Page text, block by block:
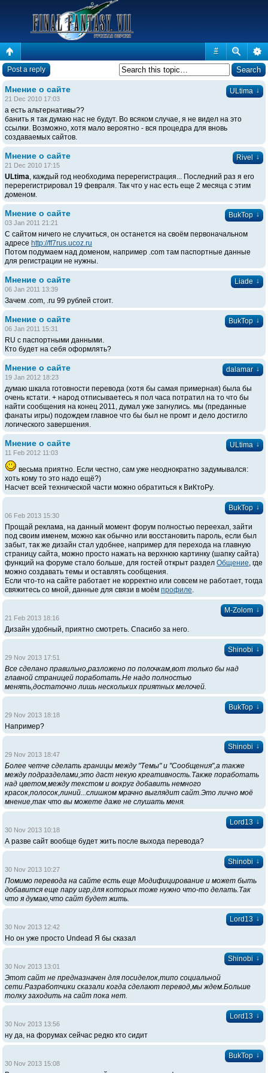
#
Post a reply
ULtima ↓
Мнение о сайте
21 Dec 2010 17:03
а есть альтернативы??
банить я так думаю нас не будут. Во всяком случае, я не видел на это
ссылки. Возможно, хотя мало вероятно - вся процедра для вновь
создаваемых сайтов.
Rivel ↓
Мнение о сайте
21 Dec 2010 17:15
ULtima, каждый год необходима перерегистрация... Последний раз я его
перерегистрировал 19 февраля. Так что у нас есть еще 2 месяца с этим
доменом.
BukTop ↓
Мнение о сайте
03 Jan 2011 21:21
С сайтом ничего не случиться, он останется на своём первоначальном
адресе http://ff7rus.ucoz.ru
Потом подумаем над доменом, например .com там паспортные данные
для регистрации не нужны.
Liade ↓
Мнение о сайте
06 Jan 2011 13:39
Зачем .com, .ru 99 рублей стоит.
BukTop ↓
Мнение о сайте
06 Jan 2011 15:31
RU с паспортными данными.
Кто будет на себя оформлять?
dalamar ↓
Мнение о сайте
19 Jan 2012 18:23
думаю шкала готовности перевода (хотя бы самая примерная) была бы
очень кстати. + народ отписываетесь я пол часа потратил на то что бы
найти сообщения на конец 2011, думал уже загнулись. мы (преданные
фанаты игры) подождем главное что бы был не промт и дело достигло
логического завершения.
ULtima ↓
Мнение о сайте
11 Feb 2012 11:03
весьма приятно. Если честно, сам уже неоднократно задумывался:
хоть кому то это надо ещё?)
Насчет всей технической части можно обратиться к ВиКтоРу.
BukTop ↓
06 Feb 2013 15:30
Прощай реклама, на данный момент форум полностью переехал, зайти
под своим именем, можно как обычно или восстановить пароль, если был
забыт, так же дизайн стал удобнее, например для перехода на главную
страницу сайта, можно просто нажать на верхнюю картинку (шапку сайта)
функций на форуме стало больше, для гостей открыт раздел Общение, где
можно создавать темы и оставлять сообщения.
Если что-то на сайте работает не корректно или совсем не работает, тогда
свяжитесь со мной, данные для связи в моём профиле.
M-Zolom ↓
21 Feb 2013 18:16
Дизайн удобный, приятно смотреть. Спасибо за него.
Shinobi ↓
29 Nov 2013 17:51
Все сделано правильно,разложено по полочкам,вот только бы над
главной страницей поработать.Не надо полностью
менять,достаточно лишь нескольких приятных мелочей.
BukTop ↓
29 Nov 2013 18:18
Например?
Shinobi ↓
29 Nov 2013 18:47
Более четче сделать границы между "Темы" и "Сообщения",а также
между подразделами,это даст некую креативность.Также поработать
над цветом,между текстом и вокруг добавить немного
красок,полосок,линий...слишком мрачно выглядит сайт.Это лично моё
мнение,так что вы можете даже не слушать меня.
Lord13 ↓
30 Nov 2013 10:18
А разве сайт вообще будет жить после выхода перевода?
Shinobi ↓
30 Nov 2013 10:27
Помимо перевода на сайте есть еще Модифицирование и может быть
добавится еще пару игр,для которых тоже нужно что-то делать.Так
что я думаю,что сайт будет жить.
Lord13 ↓
30 Nov 2013 12:42
Но он уже просто Undead Я бы сказал
Shinobi ↓
30 Nov 2013 13:01
Этот сайт не предназначен для посиделок,типо социальной
сети.Разработчики сказали когда сделают перевод,мы ждем.Больше
толку заходить на сайт пока нет.
Lord13 ↓
30 Nov 2013 13:56
ну да, на форумах сейчас редко кто сидит
BukTop ↓
30 Nov 2013 15:08